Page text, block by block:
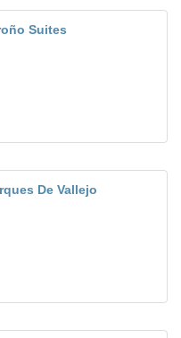
Suites
De Vallejo